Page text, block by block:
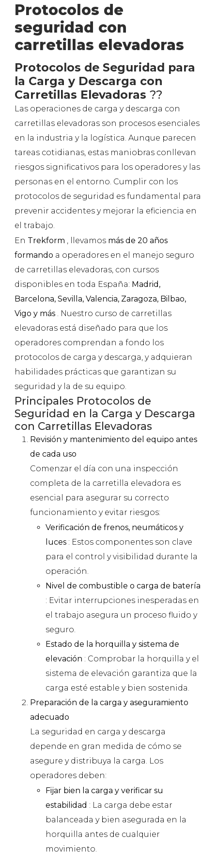
Protocolos de
seguridad con
carretillas elevadoras
Protocolos de Seguridad para
la Carga y Descarga con
Carretillas Elevadoras ??
Las operaciones de carga y descarga con
carretillas elevadoras son procesos esenciales
en la industria y la logística. Aunque parecen
tareas cotidianas, estas maniobras conllevan
riesgos significativos para los operadores y las
personas en el entorno. Cumplir con los
protocolos de seguridad es fundamental para
prevenir accidentes y mejorar la eficiencia en
el trabajo.
En Trekform , llevamos más de 20 años
formando a operadores en el manejo seguro
de carretillas elevadoras, con cursos
disponibles en toda España: Madrid,
Barcelona, Sevilla, Valencia, Zaragoza, Bilbao,
Vigo y más . Nuestro curso de carretillas
elevadoras está diseñado para que los
operadores comprendan a fondo los
protocolos de carga y descarga, y adquieran
habilidades prácticas que garantizan su
seguridad y la de su equipo.
Principales Protocolos de
Seguridad en la Carga y Descarga
con Carretillas Elevadoras
Revisión y mantenimiento del equipo antes
de cada uso
Comenzar el día con una inspección
completa de la carretilla elevadora es
esencial para asegurar su correcto
funcionamiento y evitar riesgos:
Verificación de frenos, neumáticos y
luces : Estos componentes son clave
para el control y visibilidad durante la
operación.
Nivel de combustible o carga de batería
: Evitar interrupciones inesperadas en
el trabajo asegura un proceso fluido y
seguro.
Estado de la horquilla y sistema de
elevación : Comprobar la horquilla y el
sistema de elevación garantiza que la
carga esté estable y bien sostenida.
Preparación de la carga y aseguramiento
adecuado
La seguridad en carga y descarga
depende en gran medida de cómo se
asegure y distribuya la carga. Los
operadores deben:
Fijar bien la carga y verificar su
estabilidad : La carga debe estar
balanceada y bien asegurada en la
horquilla antes de cualquier
movimiento.